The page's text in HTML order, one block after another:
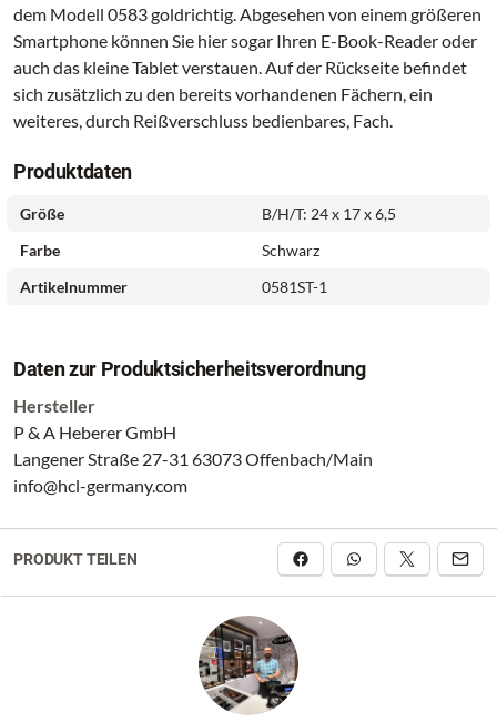
dem Modell 0583 goldrichtig. Abgesehen von einem größeren
Smartphone können Sie hier sogar Ihren E-Book-Reader oder
auch das kleine Tablet verstauen. Auf der Rückseite befindet
sich zusätzlich zu den bereits vorhandenen Fächern, ein
weiteres, durch Reißverschluss bedienbares, Fach.
Produktdaten
Größe
B/H/T: 24 x 17 x 6,5
Farbe
Schwarz
Artikelnummer
0581ST-1
Daten zur Produktsicherheitsverordnung
Hersteller
P & A Heberer GmbH
Langener Straße 27-31 63073 Offenbach/Main
info@hcl-germany.com
PRODUKT TEILEN